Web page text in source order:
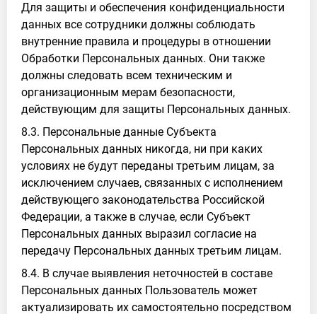
Для защиты и обеспечения конфиденциальности
данных все сотрудники должны соблюдать
внутренние правила и процедуры в отношении
Обработки Персональных данных. Они также
должны следовать всем техническим и
организационным мерам безопасности,
действующим для защиты Персональных данных.
8.3. Персональные данные Субъекта
Персональных данных никогда, ни при каких
условиях не будут переданы третьим лицам, за
исключением случаев, связанных с исполнением
действующего законодательства Российской
Федерации, а также в случае, если Субъект
Персональных данных выразил согласие на
передачу Персональных данных третьим лицам.
8.4. В случае выявления неточностей в составе
Персональных данных Пользователь может
актуализировать их самостоятельно посредством